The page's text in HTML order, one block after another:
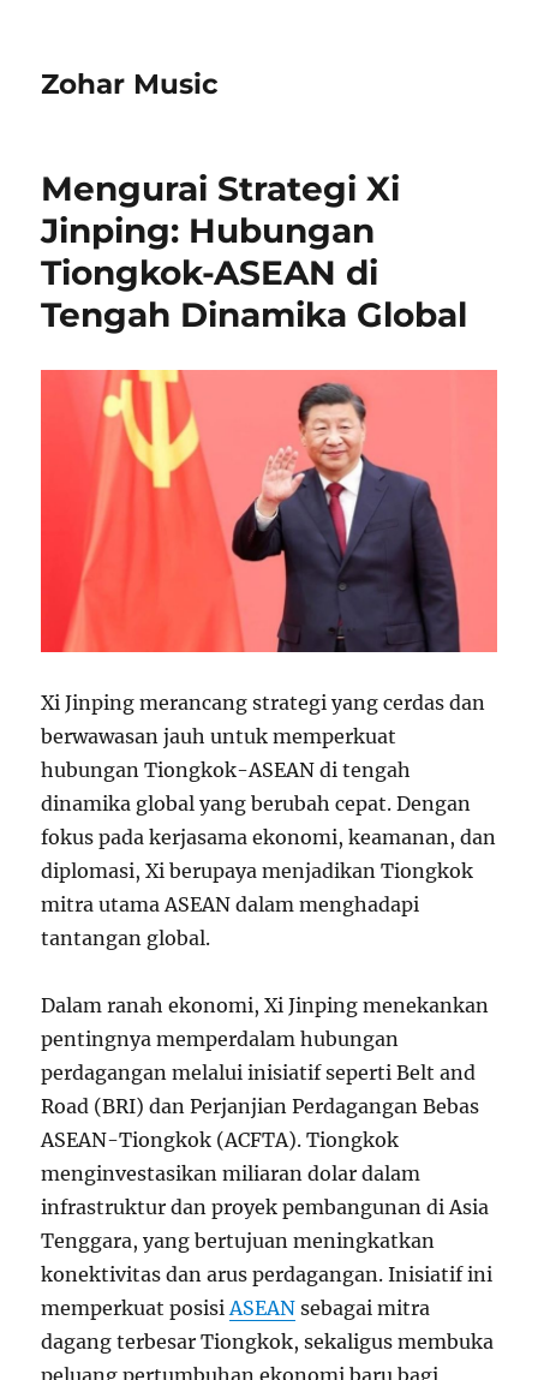
Zohar Music
Mengurai Strategi Xi
Jinping: Hubungan
Tiongkok-ASEAN di
Tengah Dinamika Global
Xi Jinping merancang strategi yang cerdas dan
berwawasan jauh untuk memperkuat
hubungan Tiongkok-ASEAN di tengah
dinamika global yang berubah cepat. Dengan
fokus pada kerjasama ekonomi, keamanan, dan
diplomasi, Xi berupaya menjadikan Tiongkok
mitra utama ASEAN dalam menghadapi
tantangan global.
Dalam ranah ekonomi, Xi Jinping menekankan
pentingnya memperdalam hubungan
perdagangan melalui inisiatif seperti Belt and
Road (BRI) dan Perjanjian Perdagangan Bebas
ASEAN-Tiongkok (ACFTA). Tiongkok
menginvestasikan miliaran dolar dalam
infrastruktur dan proyek pembangunan di Asia
Tenggara, yang bertujuan meningkatkan
konektivitas dan arus perdagangan. Inisiatif ini
memperkuat posisiASEAN sebagai mitra
dagang terbesar Tiongkok, sekaligus membuka